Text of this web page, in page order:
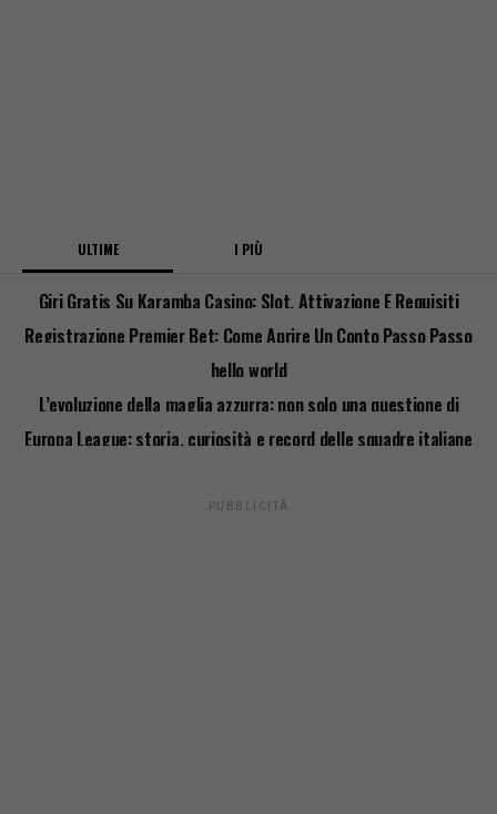
ULTIME I PIÙ
Giri Gratis Su Karamba Casino: Slot, Attivazione E Requisiti
Registrazione Premier Bet: Come Aprire Un Conto Passo Passo
hello world
L’evoluzione della maglia azzurra: non solo una questione di
stile
Europa League: storia, curiosità e record delle squadre italiane
PUBBLICITÀ